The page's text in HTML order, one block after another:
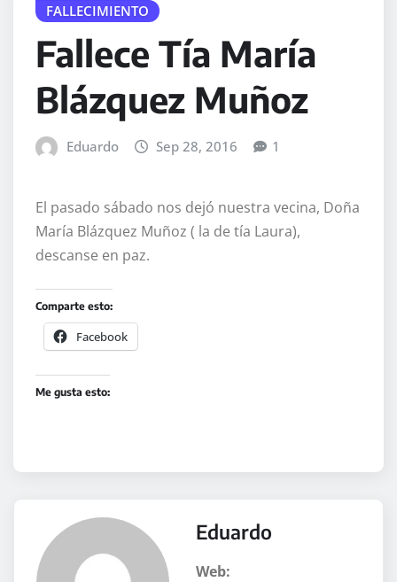
FALLECIMIENTO
Fallece Tía María
Blázquez Muñoz
Eduardo Sep 28, 2016 1
El pasado sábado nos dejó nuestra vecina, Doña
María Blázquez Muñoz ( la de tía Laura),
descanse en paz.
Comparte esto:
Facebook
Me gusta esto:
Eduardo
Web: